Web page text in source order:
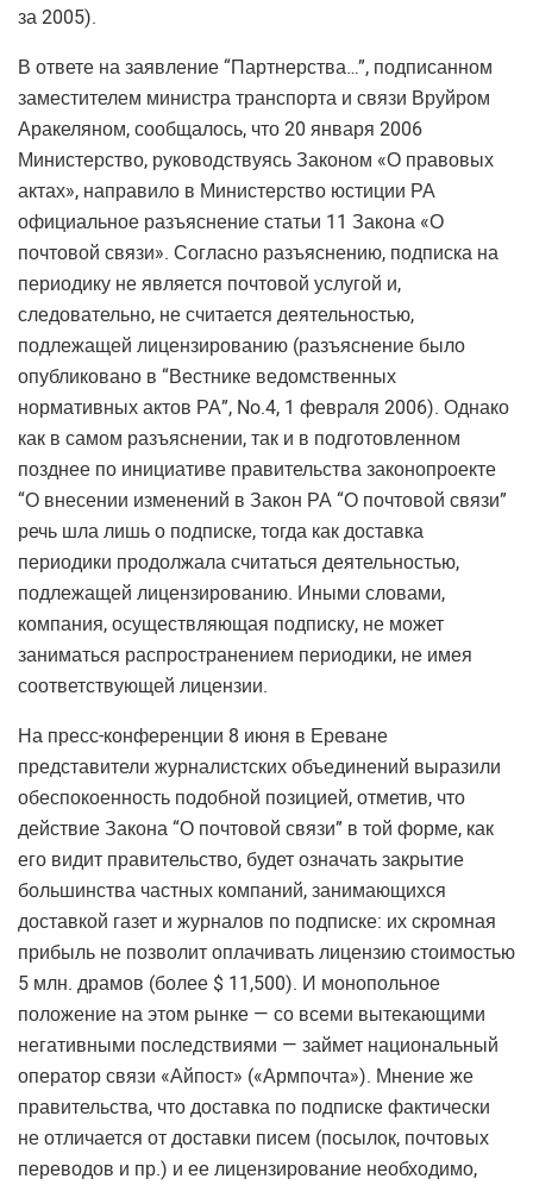
за 2005).
В ответе на заявление “Партнерства…”, подписанном
заместителем министра транспорта и связи Вруйром
Аракеляном, сообщалось, что 20 января 2006
Министерство, руководствуясь Законом «О правовых
актах», направило в Министерство юстиции РА
официальное разъяснение статьи 11 Закона «О
почтовой связи». Согласно разъяснению, подписка на
периодику не является почтовой услугой и,
следовательно, не считается деятельностью,
подлежащей лицензированию (разъяснение было
опубликовано в “Вестнике ведомственных
нормативных актов РА”, No.4, 1 февраля 2006). Однако
как в самом разъяснении, так и в подготовленном
позднее по инициативе правительства законопроекте
“О внесении изменений в Закон РА “О почтовой связи”
речь шла лишь о подписке, тогда как доставка
периодики продолжала считаться деятельностью,
подлежащей лицензированию. Иными словами,
компания, осуществляющая подписку, не может
заниматься распространением периодики, не имея
соответствующей лицензии.
На пресс-конференции 8 июня в Ереване
представители журналистских объединений выразили
обеспокоенность подобной позицией, отметив, что
действие Закона “О почтовой связи” в той форме, как
его видит правительство, будет означать закрытие
большинства частных компаний, занимающихся
доставкой газет и журналов по подписке: их скромная
прибыль не позволит оплачивать лицензию стоимостью
5 млн. драмов (более $ 11,500). И монопольное
положение на этом рынке — со всеми вытекающими
негативными последствиями — займет национальный
оператор связи «Айпост» («Армпочта»). Мнение же
правительства, что доставка по подписке фактически
не отличается от доставки писем (посылок, почтовых
переводов и пр.) и ее лицензирование необходимо,